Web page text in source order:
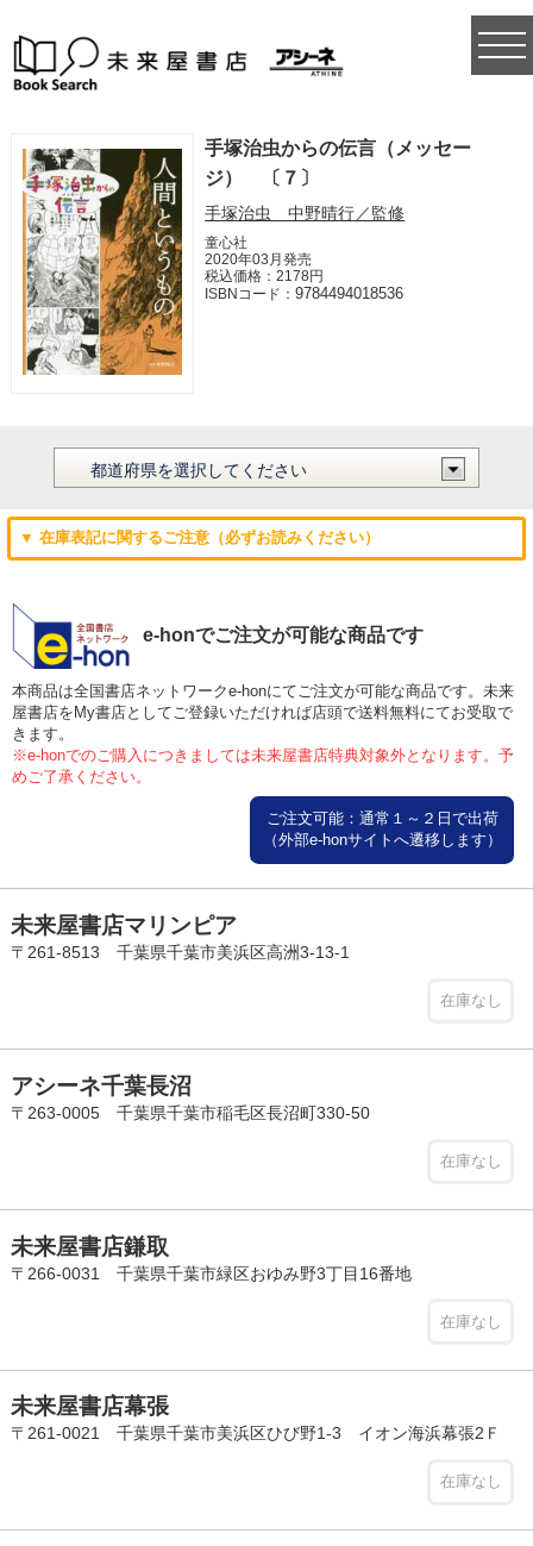
手塚治虫からの伝言（メッセー
ジ） 〔７〕
手塚治虫 中野晴行／監修
童心社
2020年03月発売
税込価格：2178円
ISBNコード：9784494018536
▼ 在庫表記に関するご注意（必ずお読みください）
e-honでご注文が可能な商品です
本商品は全国書店ネットワークe-honにてご注文が可能な商品です。未来
屋書店をMy書店としてご登録いただければ店頭で送料無料にてお受取で
きます。
※e-honでのご購入につきましては未来屋書店特典対象外となります。予
めご了承ください。
ご注文可能：通常１～２日で出荷
（外部e-honサイトへ遷移します）
未来屋書店マリンピア
〒261-8513 千葉県千葉市美浜区高洲3-13-1
在庫なし
アシーネ千葉長沼
〒263-0005 千葉県千葉市稲毛区長沼町330-50
在庫なし
未来屋書店鎌取
〒266-0031 千葉県千葉市緑区おゆみ野3丁目16番地
在庫なし
未来屋書店幕張
〒261-0021 千葉県千葉市美浜区ひび野1-3 イオン海浜幕張2Ｆ
在庫なし